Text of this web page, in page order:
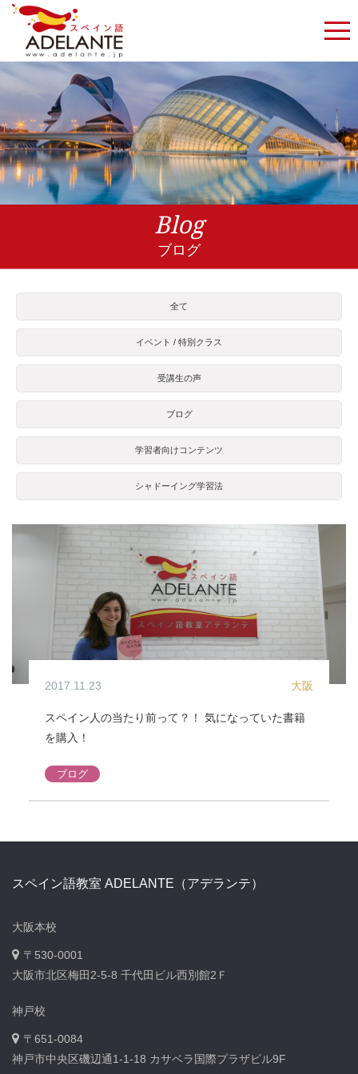
Blog
ブログ
全て
イベント / 特別クラス
受講生の声
ブログ
学習者向けコンテンツ
シャドーイング学習法
2017.11.23 大阪
スペイン人の当たり前って？！ 気になっていた書籍
を購入！
ブログ
スペイン語教室 ADELANTE（アデランテ）
大阪本校
〒530-0001
大阪市北区梅田2-5-8 千代田ビル西別館2Ｆ
神戸校
〒651-0084
神戸市中央区磯辺通1-1-18 カサベラ国際プラザビル9F